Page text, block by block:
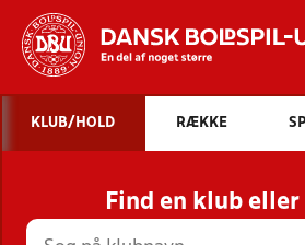
STILLINGER,
HOLD
KLUB/HOLD RÆKKE
Find en klub eller